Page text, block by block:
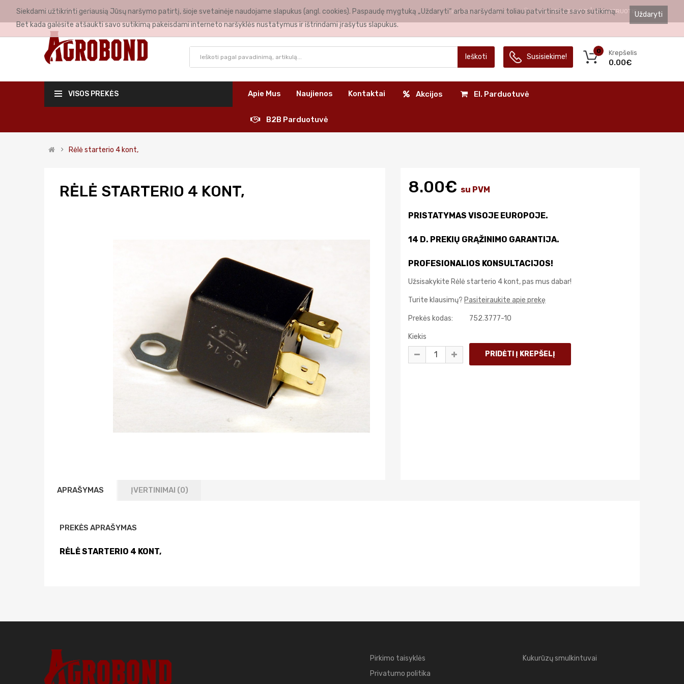
MANO PASKYRA KALBA LIETUVIŲ SVEIKI PRISIJUNGTI REGISTRUOTIS
Ieškoti Krepšelis
0
0.00€
Susisiekime!
VISOS PREKĖS Apie Mus Naujienos Kontaktai Akcijos El. Parduotuvė
B2B Parduotuvė
Rėlė starterio 4 kont,
RĖLĖ STARTERIO 4 KONT, 8.00€ su PVM
PRISTATYMAS VISOJE EUROPOJE.
14 D. PREKIŲ GRĄŽINIMO GARANTIJA.
PROFESIONALIOS KONSULTACIJOS!
Užsisakykite Rėlė starterio 4 kont, pas mus dabar!
Turite klausimų? Pasiteiraukite apie prekę
Prekės kodas: 752.3777-10
Kiekis
APRAŠYMAS ĮVERTINIMAI (0)
PREKĖS APRAŠYMAS
RĖLĖ STARTERIO 4 KONT,
Pirkimo taisyklės
Privatumo politika
Kukurūzų smulkintuvai
Uždaryti
Siekdami užtikrinti geriausią Jūsų naršymo patirtį, šioje svetainėje naudojame slapukus (angl. cookies). Paspaudę mygtuką „Uždaryti“ arba naršydami toliau patvirtinsite savo sutikimą.
Bet kada galėsite atšaukti savo sutikimą pakeisdami interneto naršyklės nustatymus ir ištrindami įrašytus slapukus.